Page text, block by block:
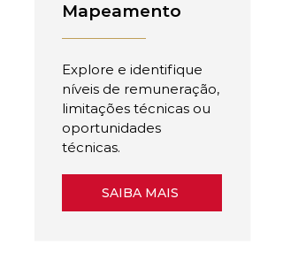
Mapeamento
Explore e identifique
níveis de remuneração,
limitações técnicas ou
oportunidades
técnicas.
SAIBA MAIS